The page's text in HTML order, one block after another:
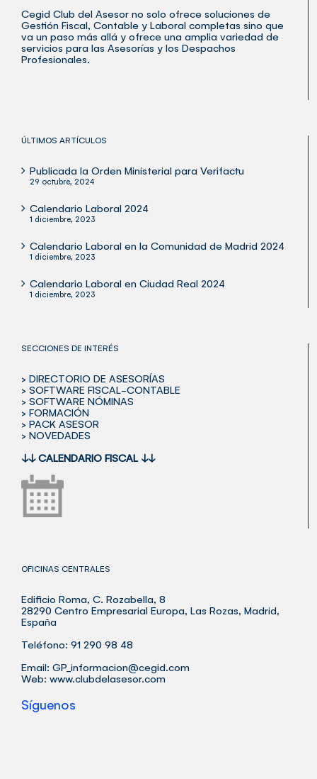
Cegid Club del Asesor no solo ofrece soluciones de
Gestión Fiscal, Contable y Laboral completas sino que
va un paso más allá y ofrece una amplia variedad de
servicios para las Asesorías y los Despachos
Profesionales.
ÚLTIMOS ARTÍCULOS
Publicada la Orden Ministerial para Verifactu
29 octubre, 2024
Calendario Laboral 2024
1 diciembre, 2023
Calendario Laboral en la Comunidad de Madrid 2024
1 diciembre, 2023
Calendario Laboral en Ciudad Real 2024
1 diciembre, 2023
SECCIONES DE INTERÉS
> DIRECTORIO DE ASESORÍAS
> SOFTWARE FISCAL-CONTABLE
> SOFTWARE NÓMINAS
> FORMACIÓN
> PACK ASESOR
> NOVEDADES
↓↓ CALENDARIO FISCAL ↓↓
OFICINAS CENTRALES
Edificio Roma, C. Rozabella, 8
28290 Centro Empresarial Europa, Las Rozas, Madrid,
España
Teléfono: 91 290 98 48
Email: GP_informacion@cegid.com
Web: www.clubdelasesor.com
Síguenos